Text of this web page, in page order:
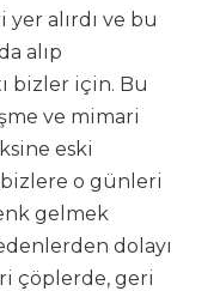
alırdı ve bu
alıp
bizler için. Bu
ve mimari
eski
bizlere o günleri
gelmek
dolayı
çöplerde, geri